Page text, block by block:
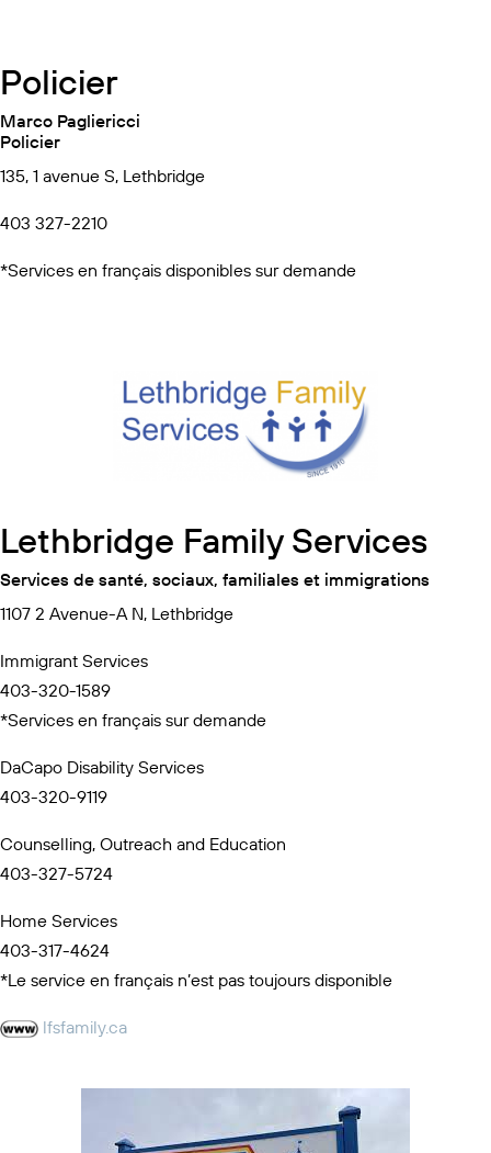
Policier
Marco Pagliericci
Policier
135, 1 avenue S, Lethbridge
403 327-2210
*Services en français disponibles sur demande
Lethbridge Family Services
Services de santé, sociaux, familiales et immigrations
1107 2 Avenue-A N, Lethbridge
Immigrant Services
403-320-1589
*Services en français sur demande
DaCapo Disability Services
403-320-9119
Counselling, Outreach and Education
403-327-5724
Home Services
403-317-4624
*Le service en français n’est pas toujours disponible
lfsfamily.ca